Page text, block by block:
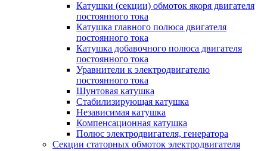
Катушки (секции) обмоток якоря двигателя
постоянного тока
Катушка главного полюса двигателя
постоянного тока
Катушка добавочного полюса двигателя
постоянного тока
Уравнители к электродвигателю
постоянного тока
Шунтовая катушка
Стабилизирующая катушка
Независимая катушка
Компенсационная катушка
Полюс электродвигателя, генератора
Секции статорных обмоток электродвигателя